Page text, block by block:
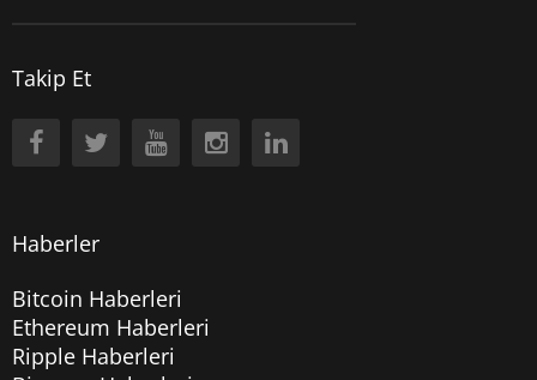
Takip Et
Haberler
Bitcoin Haberleri
Ethereum Haberleri
Ripple Haberleri